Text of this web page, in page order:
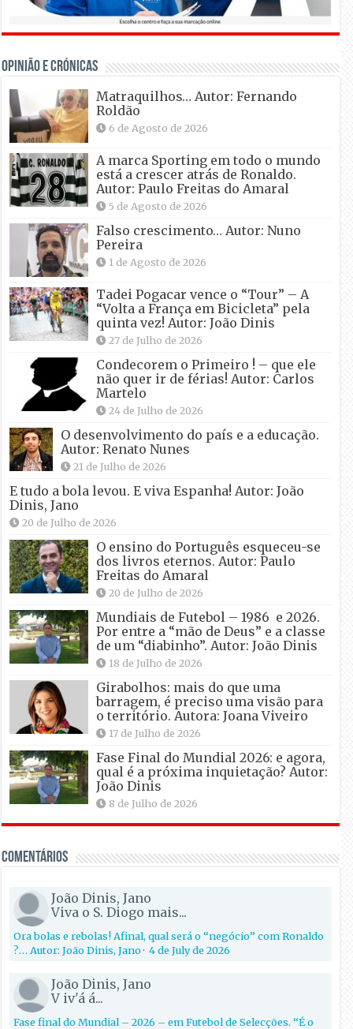
OPINIÃO E CRÓNICAS
Matraquilhos… Autor: Fernando
Roldão
6 de Agosto de 2026
A marca Sporting em todo o mundo
está a crescer atrás de Ronaldo.
Autor: Paulo Freitas do Amaral
5 de Agosto de 2026
Falso crescimento… Autor: Nuno
Pereira
1 de Agosto de 2026
Tadei Pogacar vence o “Tour” – A
“Volta a França em Bicicleta” pela
quinta vez! Autor: João Dinis
27 de Julho de 2026
Condecorem o Primeiro ! – que ele
não quer ir de férias! Autor: Carlos
Martelo
24 de Julho de 2026
O desenvolvimento do país e a educação.
Autor: Renato Nunes
21 de Julho de 2026
E tudo a bola levou. E viva Espanha! Autor: João
Dinis, Jano
20 de Julho de 2026
O ensino do Português esqueceu-se
dos livros eternos. Autor: Paulo
Freitas do Amaral
20 de Julho de 2026
Mundiais de Futebol – 1986 e 2026.
Por entre a “mão de Deus” e a classe
de um “diabinho”. Autor: João Dinis
18 de Julho de 2026
Girabolhos: mais do que uma
barragem, é preciso uma visão para
o território. Autora: Joana Viveiro
17 de Julho de 2026
Fase Final do Mundial 2026: e agora,
qual é a próxima inquietação? Autor:
João Dinis
8 de Julho de 2026
Comentários
João Dinis, Jano
Viva o S. Diogo mais...
Ora bolas e rebolas! Afinal, qual será o “negócio” com Ronaldo
?… Autor: João Dinis, Jano·4 de July de 2026
João Dinis, Jano
V iv'á á...
Fase final do Mundial – 2026 – em Futebol de Selecções. “É o